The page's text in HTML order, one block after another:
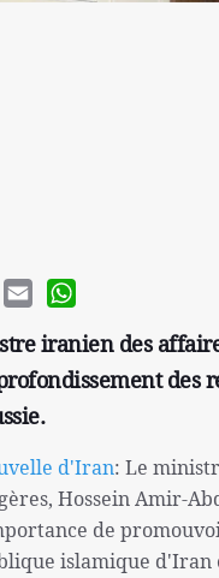
TwitterEmail
iranien des
des
d'Iran: Le
Hossein Amir-
de
islamique d'Iran